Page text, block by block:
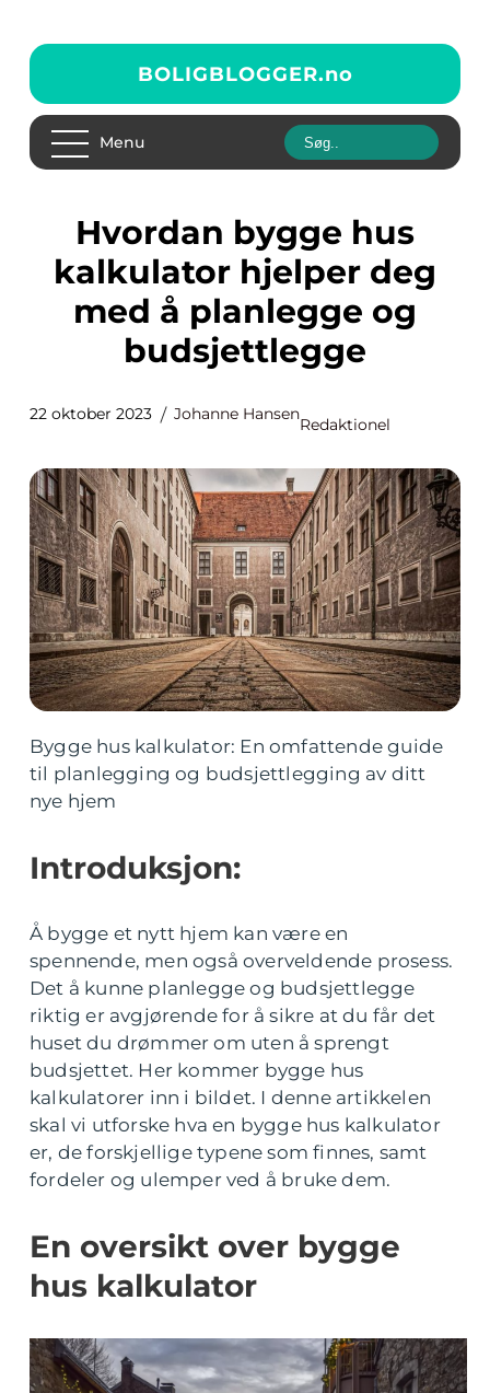
BOLIGBLOGGER.no
Menu
Hvordan bygge hus
kalkulator hjelper deg
med å planlegge og
budsjettlegge
22 oktober 2023 Johanne Hansen
Redaktionel
Bygge hus kalkulator: En omfattende guide
til planlegging og budsjettlegging av ditt
nye hjem
Introduksjon:
Å bygge et nytt hjem kan være en
spennende, men også overveldende prosess.
Det å kunne planlegge og budsjettlegge
riktig er avgjørende for å sikre at du får det
huset du drømmer om uten å sprengt
budsjettet. Her kommer bygge hus
kalkulatorer inn i bildet. I denne artikkelen
skal vi utforske hva en bygge hus kalkulator
er, de forskjellige typene som finnes, samt
fordeler og ulemper ved å bruke dem.
En oversikt over bygge
hus kalkulator